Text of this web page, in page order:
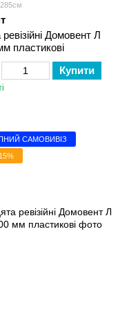
Домовент Л
пластикові
Купити
САМОВИВІЗ